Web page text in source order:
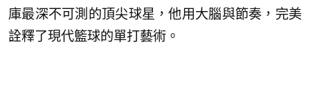
庫最深不可測的頂尖球星，他用大腦與節奏，完美
詮釋了現代籃球的單打藝術。